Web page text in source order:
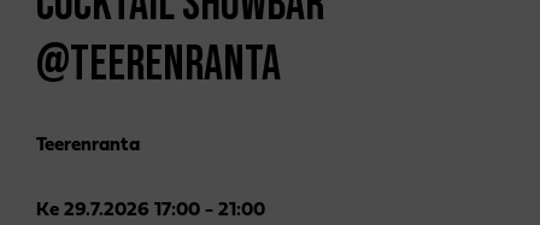
@TEERENRANTA
Teerenranta
Ke 29.7.2026 17:00 - 21:00